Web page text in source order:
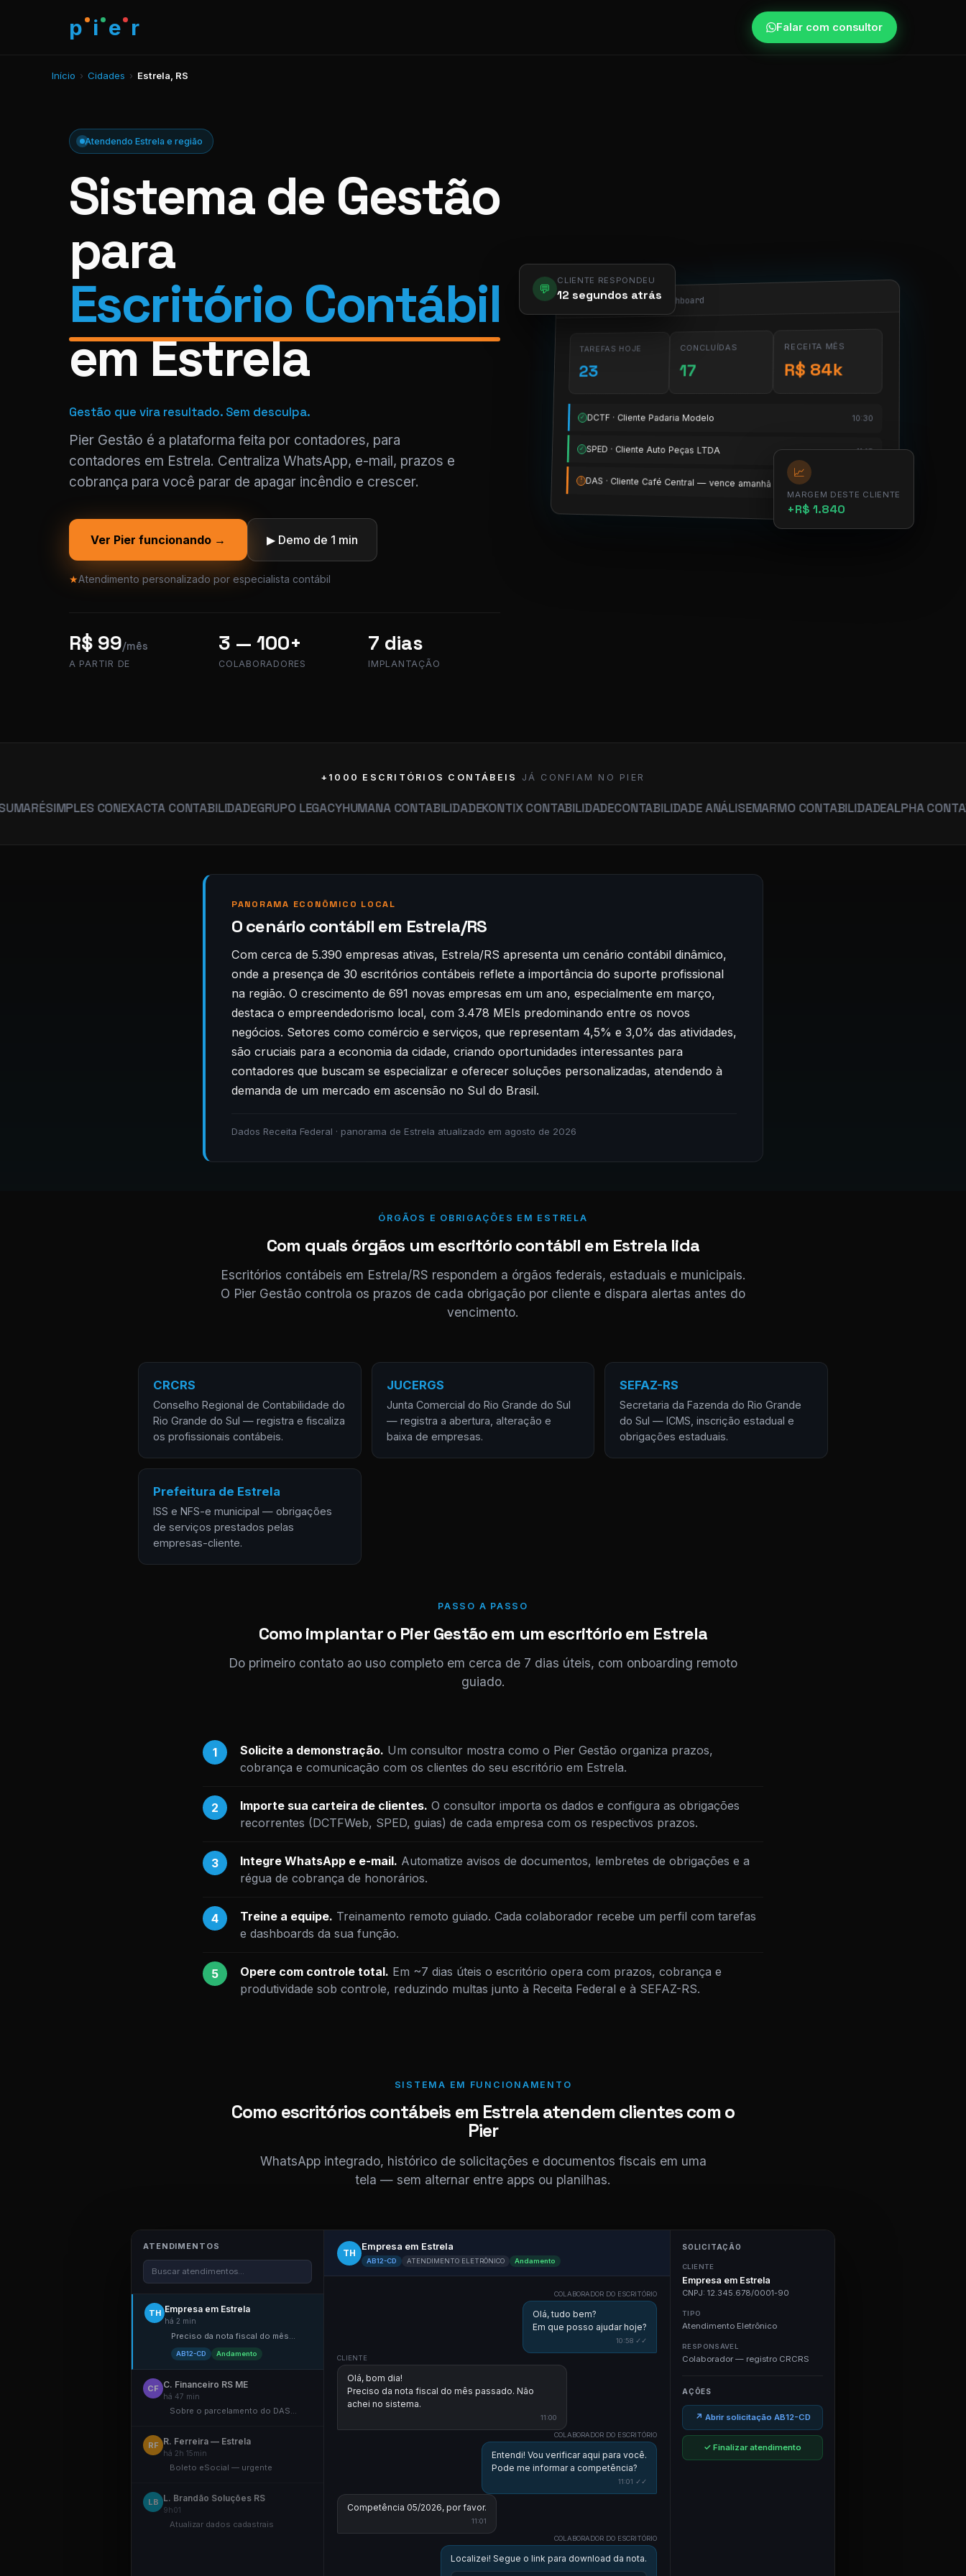
p i e r Falar com consultor
Início › Cidades › Estrela, RS
Atendendo Estrela e região
Sistema de Gestão
para
Escritório Contábil
em Estrela
Gestão que vira resultado. Sem desculpa.
Pier Gestão é a plataforma feita por contadores, para
contadores em Estrela. Centraliza WhatsApp, e-mail, prazos e
cobrança para você parar de apagar incêndio e crescer.
Ver Pier funcionando → ▶ Demo de 1 min
★Atendimento personalizado por especialista contábil
R$ 99/mês
A PARTIR DE
3 — 100+
COLABORADORES
7 dias
IMPLANTAÇÃO
💬
CLIENTE RESPONDEU
12 segundos atrás
app.pier.mobi/dashboard
TAREFAS HOJE
23
CONCLUÍDAS
17
RECEITA MÊS
R$ 84k
✓ DCTF · Cliente Padaria Modelo 10:30
✓ SPED · Cliente Auto Peças LTDA 11:15
! DAS · Cliente Café Central — vence amanhã
📈
MARGEM DESTE CLIENTE
+R$ 1.840
+1000 ESCRITÓRIOS CONTÁBEIS JÁ CONFIAM NO PIER
SIMPLES CONEXACTA CONTABILIDADEGRUPO LEGACY HUMANA CONTABILIDADEKONTIX CONTABILIDADECONTABILIDADE ANÁLISEMARMO CONTABILIDADEALPHA
PANORAMA ECONÔMICO LOCAL
O cenário contábil em Estrela/RS
Com cerca de 5.390 empresas ativas, Estrela/RS apresenta um cenário contábil dinâmico,
onde a presença de 30 escritórios contábeis reflete a importância do suporte profissional
na região. O crescimento de 691 novas empresas em um ano, especialmente em março,
destaca o empreendedorismo local, com 3.478 MEIs predominando entre os novos
negócios. Setores como comércio e serviços, que representam 4,5% e 3,0% das atividades,
são cruciais para a economia da cidade, criando oportunidades interessantes para
contadores que buscam se especializar e oferecer soluções personalizadas, atendendo à
demanda de um mercado em ascensão no Sul do Brasil.
Dados Receita Federal · panorama de Estrela atualizado em agosto de 2026
ÓRGÃOS E OBRIGAÇÕES EM ESTRELA
Com quais órgãos um escritório contábil em Estrela lida
Escritórios contábeis em Estrela/RS respondem a órgãos federais, estaduais e municipais.
O Pier Gestão controla os prazos de cada obrigação por cliente e dispara alertas antes do
vencimento.
CRCRS
Conselho Regional de Contabilidade do
Rio Grande do Sul — registra e fiscaliza
os profissionais contábeis.
JUCERGS
Junta Comercial do Rio Grande do Sul
— registra a abertura, alteração e
baixa de empresas.
SEFAZ-RS
Secretaria da Fazenda do Rio Grande
do Sul — ICMS, inscrição estadual e
obrigações estaduais.
Prefeitura de Estrela
ISS e NFS-e municipal — obrigações
de serviços prestados pelas
empresas-cliente.
PASSO A PASSO
Como implantar o Pier Gestão em um escritório em Estrela
Do primeiro contato ao uso completo em cerca de 7 dias úteis, com onboarding remoto
guiado.
1 Solicite a demonstração. Um consultor mostra como o Pier Gestão organiza prazos,
cobrança e comunicação com os clientes do seu escritório em Estrela.
2 Importe sua carteira de clientes. O consultor importa os dados e configura as obrigações
recorrentes (DCTFWeb, SPED, guias) de cada empresa com os respectivos prazos.
3 Integre WhatsApp e e-mail. Automatize avisos de documentos, lembretes de obrigações e a
régua de cobrança de honorários.
4 Treine a equipe. Treinamento remoto guiado. Cada colaborador recebe um perfil com tarefas
e dashboards da sua função.
5 Opere com controle total. Em ~7 dias úteis o escritório opera com prazos, cobrança e
produtividade sob controle, reduzindo multas junto à Receita Federal e à SEFAZ-RS.
SISTEMA EM FUNCIONAMENTO
Como escritórios contábeis em Estrela atendem clientes com o
Pier
WhatsApp integrado, histórico de solicitações e documentos fiscais em uma
tela — sem alternar entre apps ou planilhas.
ATENDIMENTOS
Buscar atendimentos...
TH Empresa em Estrela
há 2 min
Preciso da nota fiscal do mês...
AB12-CD Andamento
CF C. Financeiro RS ME
há 47 min
Sobre o parcelamento do DAS...
RF R. Ferreira — Estrela
há 2h 15min
Boleto eSocial — urgente
LB L. Brandão Soluções RS
9h01
Atualizar dados cadastrais
TH
Empresa em Estrela
AB12-CD ATENDIMENTO ELETRÔNICO Andamento
COLABORADOR DO ESCRITÓRIO
Olá, tudo bem?
Em que posso ajudar hoje?
10:58 ✓✓
CLIENTE
Olá, bom dia!
Preciso da nota fiscal do mês passado. Não
achei no sistema.
11:00
COLABORADOR DO ESCRITÓRIO
Entendi! Vou verificar aqui para você.
Pode me informar a competência?
11:01 ✓✓
Competência 05/2026, por favor.
11:01
COLABORADOR DO ESCRITÓRIO
Localizei! Segue o link para download da nota.
SOLICITAÇÃO
CLIENTE
Empresa em Estrela
CNPJ: 12.345.678/0001-90
TIPO
Atendimento Eletrônico
RESPONSÁVEL
Colaborador — registro CRCRS
AÇÕES
↗ Abrir solicitação AB12-CD
✓ Finalizar atendimento